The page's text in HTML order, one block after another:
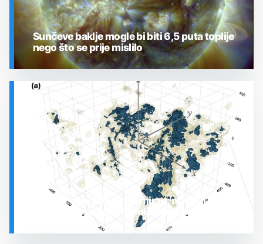
SVEMIR
Sunčeve baklje mogle bi biti 6,5 puta toplije
nego što se prije mislilo
Prostor oko Sunca nije miran: nova 3D karta
otkrila plin koji stalno mijenja stanje